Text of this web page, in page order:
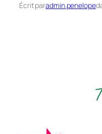
Écrit paradmin.penelope